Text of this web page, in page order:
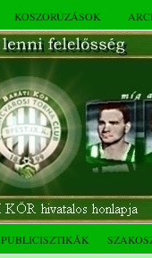
KOSZORÚZÁSOK
PUBLICISZTIKÁK